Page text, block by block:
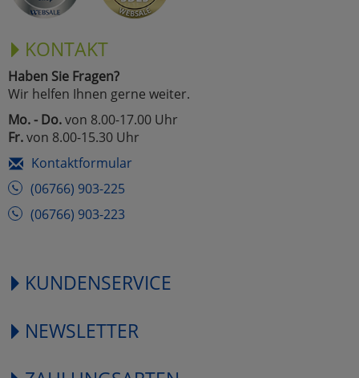
KONTAKT
Haben Sie Fragen?
Wir helfen Ihnen gerne weiter.
Mo. - Do.von 8.00-17.00 Uhr
Fr.von 8.00-15.30 Uhr
Kontaktformular
(06766) 903-225
(06766) 903-223
KUNDENSERVICE
NEWSLETTER